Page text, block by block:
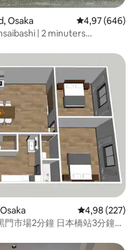
Osaka 4,97 av 5 i
4,97 (646)
| 2 minuters
flygplats...
4,98 av 5 i
4,98 (227)
市場2分鐘 日本橋站3分鐘